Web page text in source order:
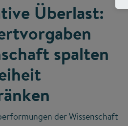
Überlast:
spalten
der Wissenschaft